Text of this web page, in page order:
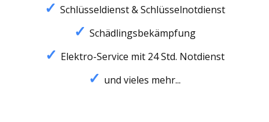
Schlüsseldienst & Schlüsselnotdienst
Schädlingsbekämpfung
Elektro-Service mit 24 Std. Notdienst
und vieles mehr...